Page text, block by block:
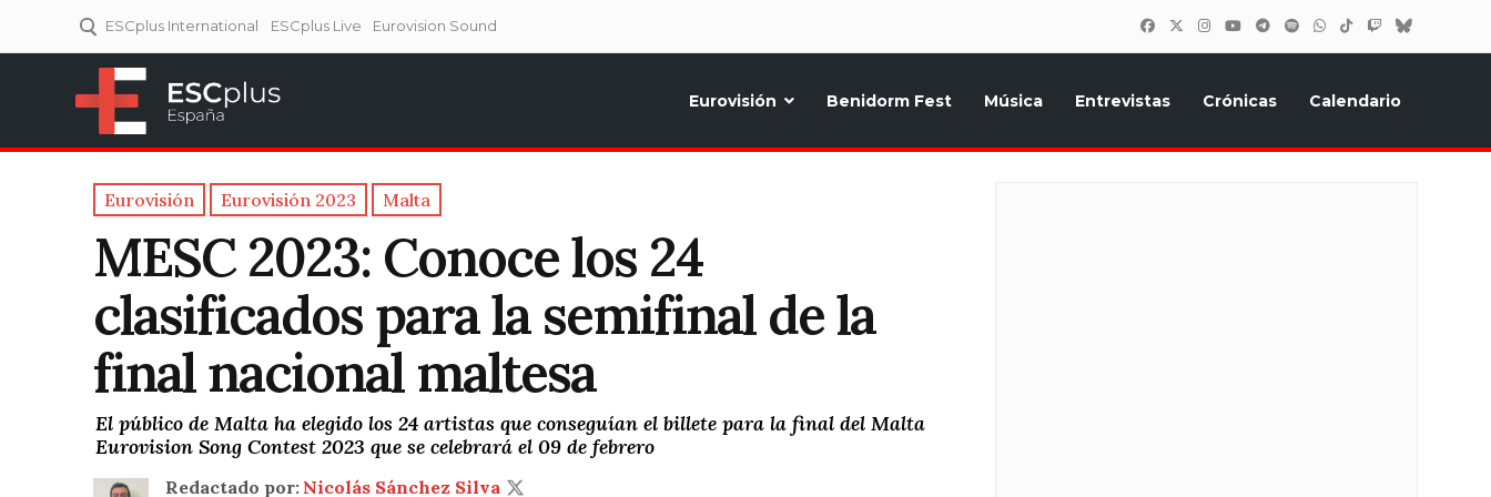
ESCplus International ESCplus Live Eurovision Sound
Eurovisión Benidorm Fest Música Entrevistas Crónicas Calendario
Eurovisión Eurovisión 2023 Malta
MESC 2023: Conoce los 24
clasificados para la semifinal de la
final nacional maltesa
El público de Malta ha elegido los 24 artistas que conseguían el billete para la final del Malta
Eurovision Song Contest 2023 que se celebrará el 09 de febrero
Redactado por: Nicolás Sánchez Silva